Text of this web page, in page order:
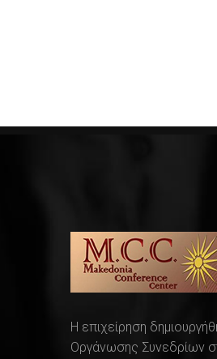
Η επιχείρηση
Οργάνωσης Συνεδρίων